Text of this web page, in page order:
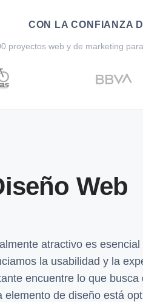
CON LA CONFIANZA
proyectos web y de marketing
Web
atractivo es esencial
la usabilidad y la
encuentre lo que busca
de diseño está